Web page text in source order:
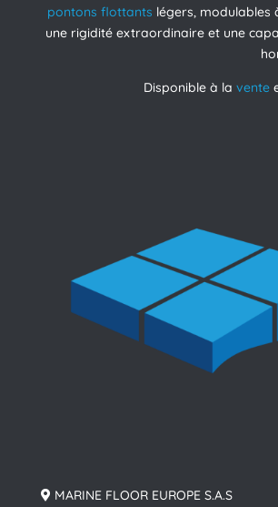
pontons flottants légers, modulables
une rigidité extraordinaire et une
Disponible à lavente
MARINE FLOOR EUROPE S.A.S